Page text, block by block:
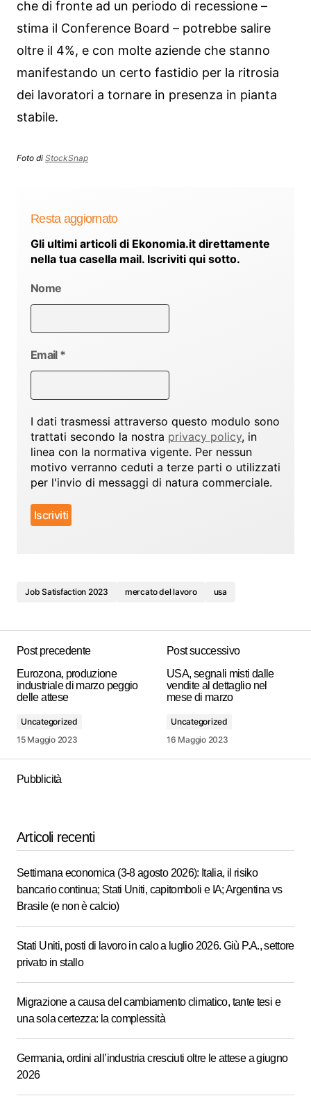
che di fronte ad un periodo di recessione –
stima il Conference Board – potrebbe salire
oltre il 4%, e con molte aziende che stanno
manifestando un certo fastidio per la ritrosia
dei lavoratori a tornare in presenza in pianta
stabile.
Foto di StockSnap
Resta aggiornato
Gli ultimi articoli di Ekonomia.it direttamente
nella tua casella mail. Iscriviti qui sotto.
Nome
Email *
I dati trasmessi attraverso questo modulo sono
trattati secondo la nostra privacy policy, in
linea con la normativa vigente. Per nessun
motivo verranno ceduti a terze parti o utilizzati
per l'invio di messaggi di natura commerciale.
Job Satisfaction 2023 mercato del lavoro usa
Post precedente
Eurozona, produzione
industriale di marzo peggio
delle attese
Uncategorized
15 Maggio 2023
Post successivo
USA, segnali misti dalle
vendite al dettaglio nel
mese di marzo
Uncategorized
16 Maggio 2023
Pubblicità
Articoli recenti
Settimana economica (3-8 agosto 2026): Italia, il risiko
bancario continua; Stati Uniti, capitomboli e IA; Argentina vs
Brasile (e non è calcio)
Stati Uniti, posti di lavoro in calo a luglio 2026. Giù P.A., settore
privato in stallo
Migrazione a causa del cambiamento climatico, tante tesi e
una sola certezza: la complessità
Germania, ordini all’industria cresciuti oltre le attese a giugno
2026